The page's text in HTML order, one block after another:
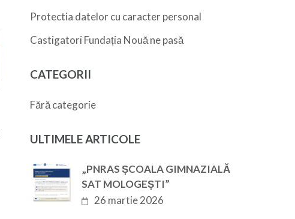
Protectia datelor cu caracter personal
Castigatori Fundația Nouă ne pasă
CATEGORII
Fără categorie
ULTIMELE ARTICOLE
„PNRAS ȘCOALA GIMNAZIALĂ
SAT MOLOGEȘTI”
26 martie 2026